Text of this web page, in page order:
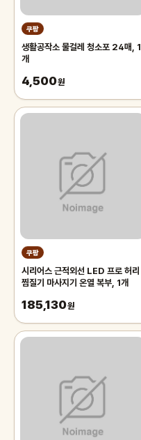
쿠팡
생활공작소 물걸레 청소포 24매, 1
개
4,500원
쿠팡
시리어스 근적외선 LED 프로 허리
찜질기 마사지기 온열 복부, 1개
185,130원